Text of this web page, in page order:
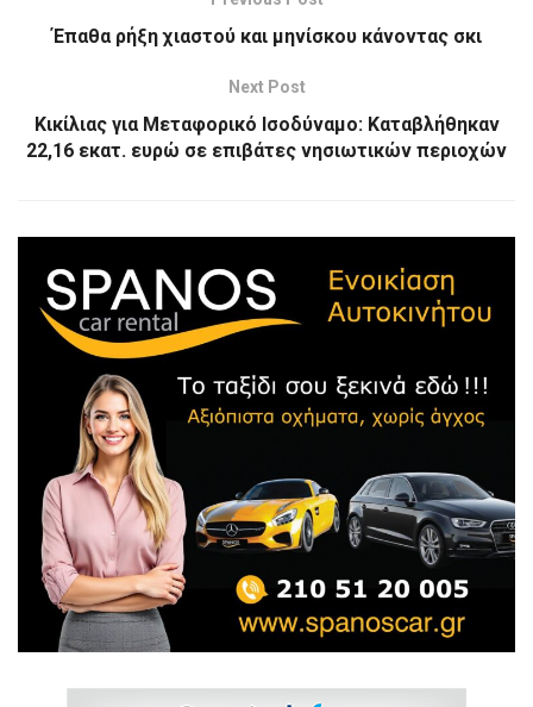
Έπαθα ρήξη χιαστού και μηνίσκου κάνοντας σκι
Next Post
Κικίλιας για Μεταφορικό Ισοδύναμο: Καταβλήθηκαν
22,16 εκατ. ευρώ σε επιβάτες νησιωτικών περιοχών